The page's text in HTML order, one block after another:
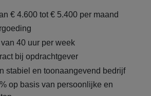
€ 4.600 tot € 5.400 per maand
40 uur per week
bij opdrachtgever
stabiel en toonaangevend bedrijf
op basis van persoonlijke en